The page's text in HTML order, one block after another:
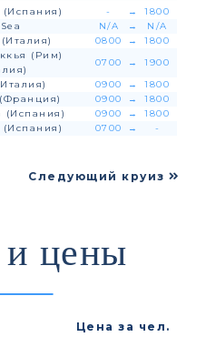
- →
1800
N/A →
N/A
0800 →
1800
(Рим)
0700 →
1900
0900 →
1800
0900 →
1800
(Испания) 0900 →
1800
0700 → -
Следующий круиз
цены
Цена за чел.